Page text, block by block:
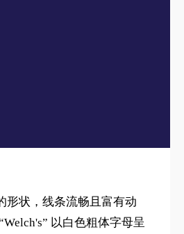
形状，线条流畅且富有动
以白色粗体字母呈